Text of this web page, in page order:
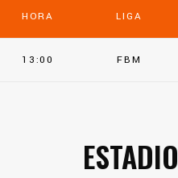
HORA LIGA
13:00 FBM
ESTADIO